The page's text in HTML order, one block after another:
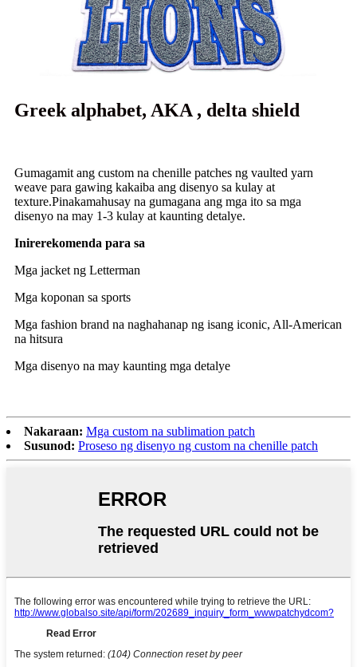
Greek alphabet, AKA , delta shield
Gumagamit ang custom na chenille patches ng vaulted yarn
weave para gawing kakaiba ang disenyo sa kulay at
texture.Pinakamahusay na gumagana ang mga ito sa mga
disenyo na may 1-3 kulay at kaunting detalye.
Inirerekomenda para sa
Mga jacket ng Letterman
Mga koponan sa sports
Mga fashion brand na naghahanap ng isang iconic, All-American
na hitsura
Mga disenyo na may kaunting mga detalye
Nakaraan: Mga custom na sublimation patch
Susunod: Proseso ng disenyo ng custom na chenille patch